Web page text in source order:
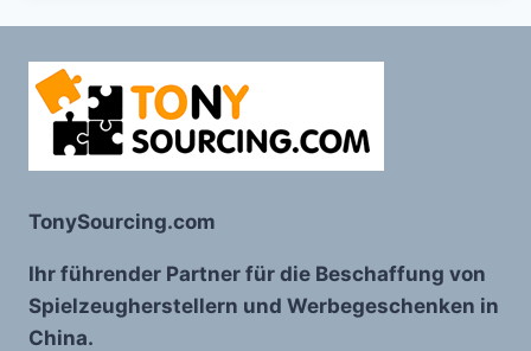
TonySourcing.com
Ihr führender Partner für die Beschaffung von
Spielzeugherstellern und Werbegeschenken in
China.